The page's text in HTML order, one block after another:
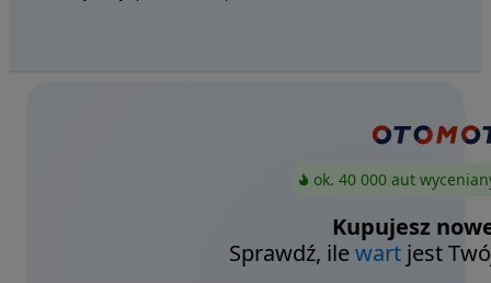
ok. 40 000 aut
Kupujesz
Sprawdź, ilewart jest